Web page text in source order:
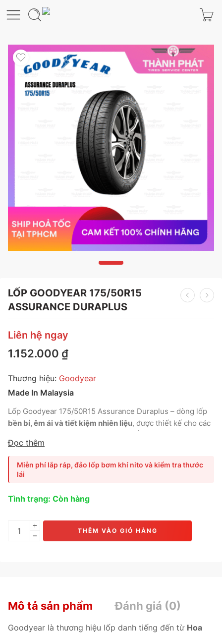
LỐP GOODYEAR 175/50R15
ASSURANCE DURAPLUS
Liên hệ ngay
Made In Malaysia
1.152.000 ₫
Thương hiệu: Goodyear
Lốp Goodyear 175/50R15 Assurance Duraplus – dòng lốp
bền bỉ, êm ái và tiết kiệm nhiên liệu, được thiết kế cho các
TredLife Technology độc quyền của Goodyear
tuổi thọ gai lốp, giảm ma sát và đảm bảo độ bám đường
ổn định . Phù hợp cho các dòng xe Honda Brio, Mitsubishi
Mirage, Toyota Wigo, Kia Morning
Đọc thêm
Miễn phí lắp ráp, đảo lốp bơm khí nito và kiểm tra thước
lái
Tình trạng: Còn hàng
THÊM VÀO GIỎ HÀNG
Mô tả sản phẩm Đánh giá (0)
Goodyear là thương hiệu lốp danh tiếng đến từ Hoa